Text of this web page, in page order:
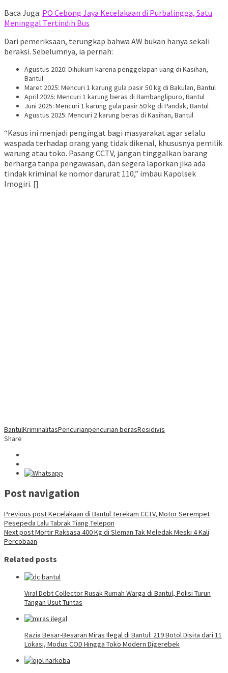
Baca Juga: PO Cebong Jaya Kecelakaan di Purbalingga, Satu
Meninggal Tertindih Bus
Dari pemeriksaan, terungkap bahwa AW bukan hanya sekali
beraksi. Sebelumnya, ia pernah:
Agustus 2020: Dihukum karena penggelapan uang di Kasihan,
Bantul
Maret 2025: Mencuri 1 karung gula pasir 50 kg di Bakulan, Bantul
April 2025: Mencuri 1 karung beras di Bambanglipuro, Bantul
Juni 2025: Mencuri 1 karung gula pasir 50 kg di Pandak, Bantul
Agustus 2025: Mencuri 2 karung beras di Kasihan, Bantul
“Kasus ini menjadi pengingat bagi masyarakat agar selalu
waspada terhadap orang yang tidak dikenal, khususnya pemilik
warung atau toko. Pasang CCTV, jangan tinggalkan barang
berharga tanpa pengawasan, dan segera laporkan jika ada
tindak kriminal ke nomor darurat 110,” imbau Kapolsek
Imogiri. []
BantulKriminalitasPencurianpencurian berasResidivis
Share
Post navigation
Previous postKecelakaan di Bantul Terekam CCTV, Motor Serempet
Pesepeda Lalu Tabrak Tiang Telepon
Next postMortir Raksasa 400 Kg di Sleman Tak Meledak Meski 4 Kali
Percobaan
Related posts
Viral Debt Collector Rusak Rumah Warga di Bantul, Polisi Turun
Tangan Usut Tuntas
Razia Besar-Besaran Miras Ilegal di Bantul: 219 Botol Disita dari 11
Lokasi, Modus COD Hingga Toko Modern Digerebek